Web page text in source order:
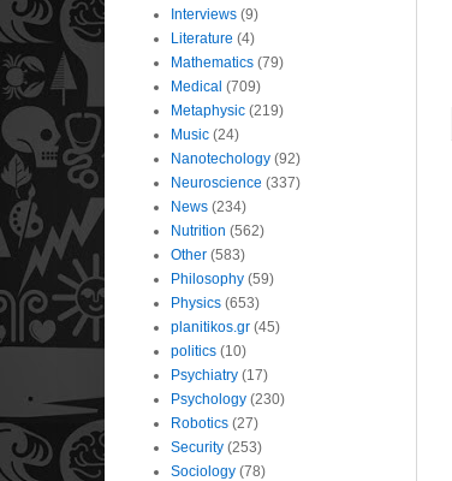
Interviews (9)
Literature (4)
Mathematics (79)
Medical (709)
Metaphysic (219)
Music (24)
Nanotechology (92)
Neuroscience (337)
News (234)
Nutrition (562)
Other (583)
Philosophy (59)
Physics (653)
planitikos.gr (45)
politics (10)
Psychiatry (17)
Psychology (230)
Robotics (27)
Security (253)
Sociology (78)